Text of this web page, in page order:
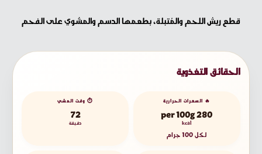
قطع ريش اللحم والمُتبلة، بطعمها الدسم والمشوي على الفحم
الحقائق التغذوية
🔥 السعرات الحرارية
280 per 100g
kcal
لكل 100 جرام
⏱️ وقت المشي
72
دقيقة